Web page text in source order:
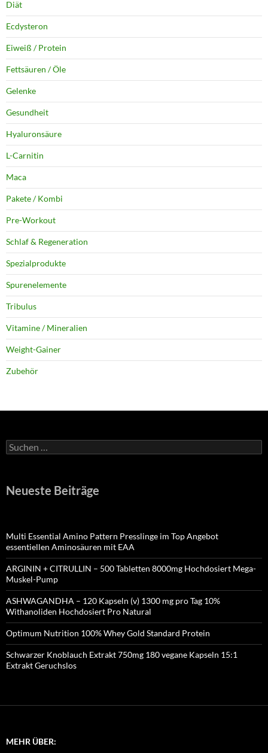
Diät
Ecdysteron
Eiweiß / Protein
Fettsäuren / Öle
Gelenke
Gesundheit
Hyaluronsäure
L-Carnitin
Maca
Pakete / Kombi
Pre-Workout
Schlaf & Regeneration
Spezialprodukte
Spurenelemente
Tribulus
Vitamine / Mineralien
Weight-Gainer
Zubehör
Suchen
nach:
Neueste Beiträge
Multi Essential Amino Pattern Presslinge im Top Angebot
essentiellen Aminosäuren mit EAA
ARGININ + CITRULLIN – 500 Tabletten 8000mg Hochdosiert Mega-
Muskel-Pump
ASHWAGANDHA – 120 Kapseln (v) 1300 mg pro Tag 10%
Withanoliden Hochdosiert Pro Natural
Optimum Nutrition 100% Whey Gold Standard Protein
Schwarzer Knoblauch Extrakt 750mg 180 vegane Kapseln 15:1
Extrakt Geruchslos
MEHR ÜBER: